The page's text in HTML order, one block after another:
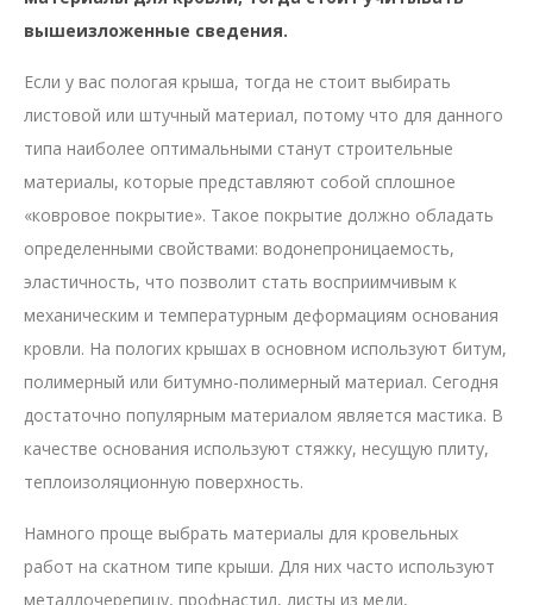
вышеизложенные сведения.
Если у вас пологая крыша, тогда не стоит выбирать
листовой или штучный материал, потому что для данного
типа наиболее оптимальными станут строительные
материалы, которые представляют собой сплошное
«ковровое покрытие». Такое покрытие должно обладать
определенными свойствами: водонепроницаемость,
эластичность, что позволит стать восприимчивым к
механическим и температурным деформациям основания
кровли. На пологих крышах в основном используют битум,
полимерный или битумно-полимерный материал. Сегодня
достаточно популярным материалом является мастика. В
качестве основания используют стяжку, несущую плиту,
теплоизоляционную поверхность.
Намного проще выбрать материалы для кровельных
работ на скатном типе крыши. Для них часто используют
металлочерепицу, профнастил, листы из меди,